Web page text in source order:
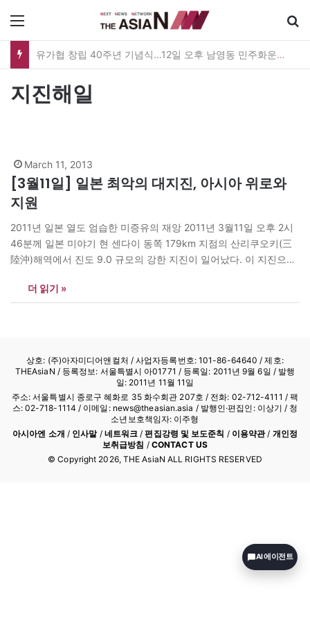
유가협 창립 40주년 기념식…12일 오후 남영동 민주화운동기념관
지진해일
March 11, 2013
[3월11일] 일본 최악의 대지진, 아시아 위로와
지원
2011년 일본 열도 엄습한 미증유의 재앙 2011년 3월11일 오후 2시
46분께 일본 미야기 현 센다이 동쪽 179km 지점의 산리쿠오키(三
陸沖)해역에서 진도 9.0 규모의 강한 지진이 일어났다. 이 지진으로
나가노 현 등지에서도 강한 진동과 함께 큰 혼란이 일어났다. 이 지
진으로 ‘쓰나미(Tsunami)’로 불리는 지진…
더 읽기 »
상호: (주)아자미디어앤컬처 /사업자등록번호: 101-86-64640 / 제호:
THEAsiaN / 등록정보: 서울특별시 아01771 / 등록일: 2011년 9월 6일 / 발행
일: 2011년 11월 11일
주소: 서울특별시 종로구 혜화로 35 화수회관 207호 / 전화: 02-712-4111 / 팩
스: 02-718-1114 / 이메일: news@theasian.asia / 발행인·편집인: 이상기 / 청
소년보호책임자: 이주형
아시아엔 소개 / 인사말/ 네트워크 /편집강령 및 보도준칙 / 이용약관/ 개인정
보취급방침 / CONTACT US
© Copyright 2026, THE AsiaN ALL RIGHTS RESERVED
AI 에이전트